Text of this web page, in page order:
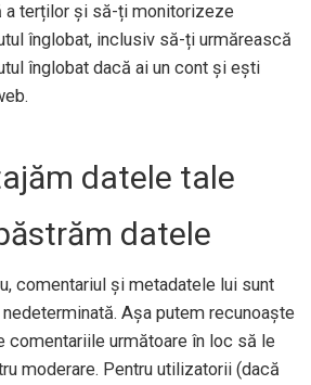
a terților și să-ți monitorizeze
înglobat, inclusiv să-ți urmărească
înglobat dacă ai un cont și ești
datele tale
datele
comentariul și metadatele lui sunt
Așa putem recunoaște
comentariile următoare în loc să le
moderare. Pentru utilizatorii (dacă